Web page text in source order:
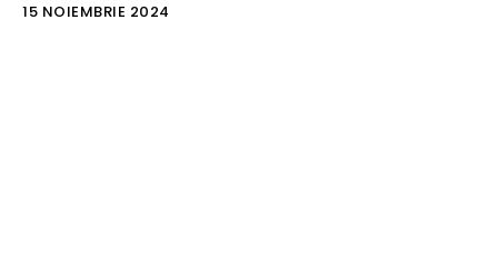
15 NOIEMBRIE 2024